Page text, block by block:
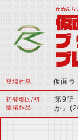
かめんら
仮
ブ
ブ
登場作品 仮面ラ
初登場回/初
登場作品
第9話
か』